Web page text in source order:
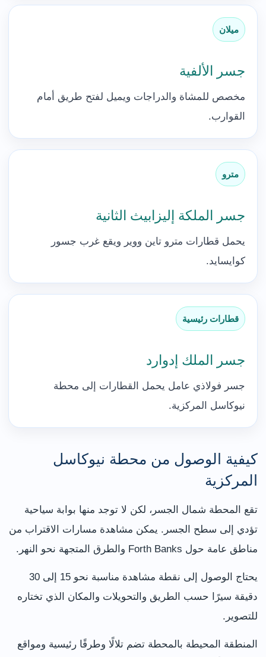
ميلان
جسر الألفية
مخصص للمشاة والدراجات ويميل لفتح طريق أمام
القوارب.
مترو
جسر الملكة إليزابيث الثانية
يحمل قطارات مترو تاين ووير ويقع غرب جسور
كوايسايد.
قطارات رئيسية
جسر الملك إدوارد
جسر فولاذي عامل يحمل القطارات إلى محطة
نيوكاسل المركزية.
كيفية الوصول من محطة نيوكاسل
المركزية
تقع المحطة شمال الجسر، لكن لا توجد منها بوابة سياحية
تؤدي إلى سطح الجسر. يمكن مشاهدة مسارات الاقتراب من
مناطق عامة حول Forth Banks والطرق المتجهة نحو النهر.
يحتاج الوصول إلى نقطة مشاهدة مناسبة نحو 15 إلى 30
دقيقة سيرًا حسب الطريق والتحويلات والمكان الذي تختاره
للتصوير.
المنطقة المحيطة بالمحطة تضم تلالًا وطرقًا رئيسية ومواقع